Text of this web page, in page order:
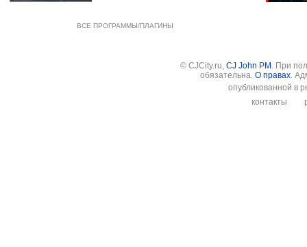
ВСЕ ПРОГРАММЫ/ПЛАГИНЫ
© CJCity.ru, CJ John PM . При
обязательна. О правах.
опубликованной в
контакты